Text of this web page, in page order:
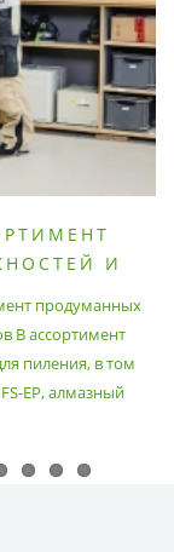
И
продуманных
В ассортимент
пиления, в том
EP, алмазный